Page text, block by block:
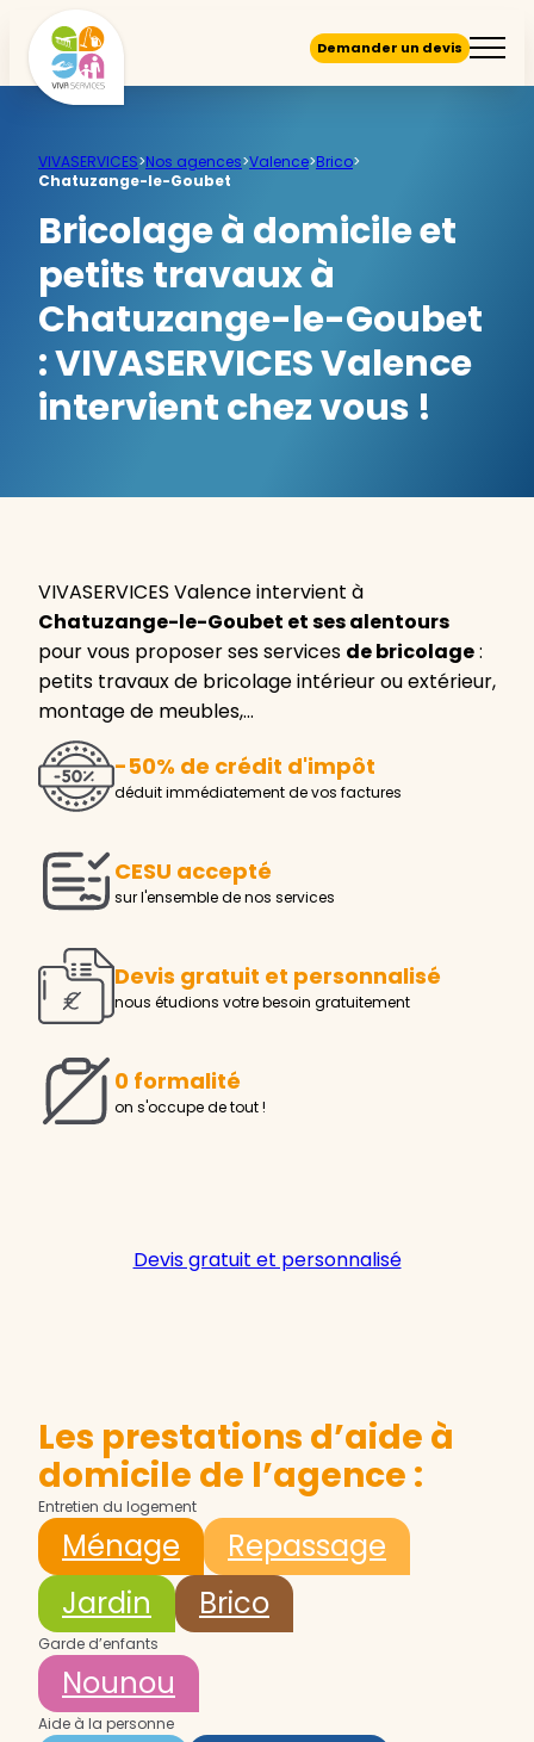
Demander un devis
VIVASERVICES>Nos agences>Valence>Brico>
Chatuzange-le-Goubet
Bricolage à domicile et
petits travaux à
Chatuzange-le-Goubet
:VIVASERVICES Valence
intervient chez vous !
VIVASERVICES Valence intervient à
Chatuzange-le-Goubet et ses alentours
pour vous proposer ses services de bricolage:
petits travaux de bricolage intérieur ou extérieur,
montage de meubles,…
-50% de crédit d'impôt
déduit immédiatement de vos factures
CESU accepté
sur l'ensemble de nos services
Devis gratuit et personnalisé
nous étudions votre besoin gratuitement
0 formalité
on s'occupe de tout !
Devis gratuit et personnalisé
Les prestations d’aide à
domicile de l’agence :
Entretien du logement
Ménage
Repassage
Jardin
Brico
Garde d’enfants
Nounou
Aide à la personne